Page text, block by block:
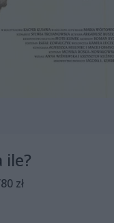
ile?
zł